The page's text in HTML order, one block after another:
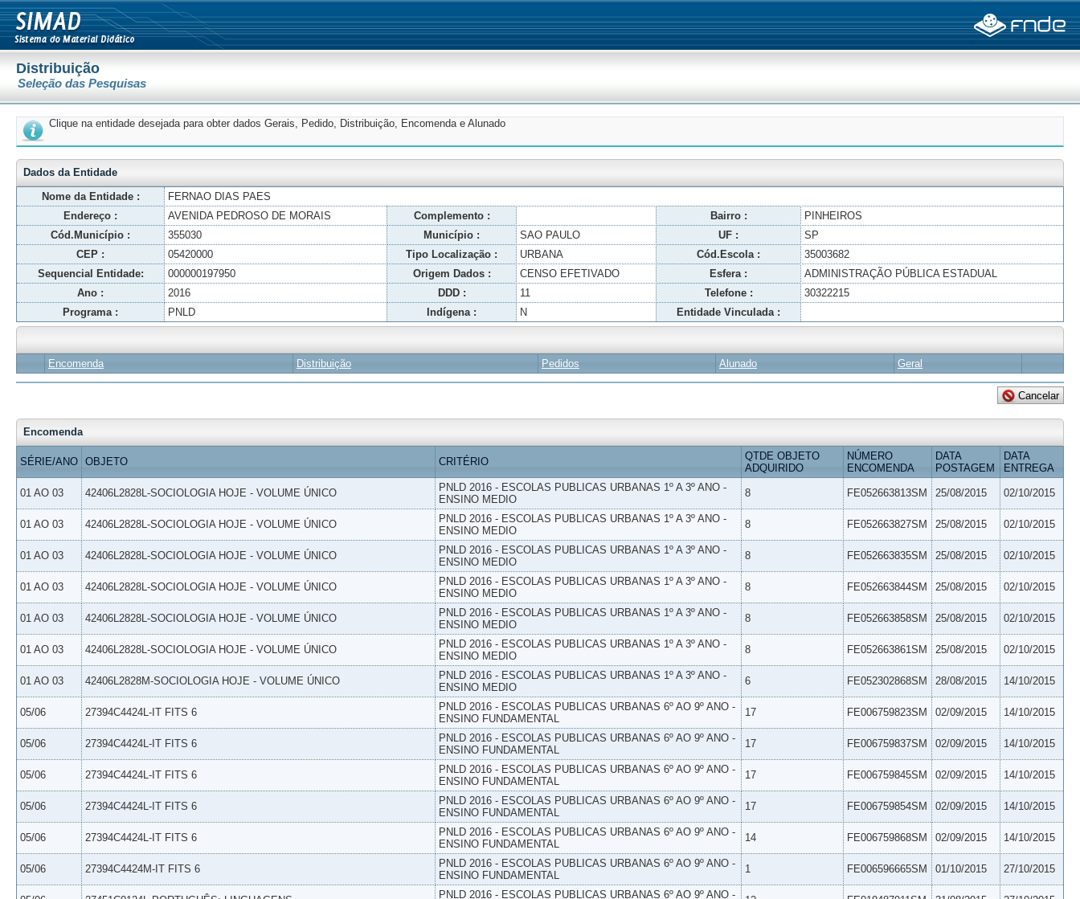
Distribuição
Seleção das Pesquisas
Clique na entidade desejada para obter dados Gerais, Pedido, Distribuição, Encomenda e Alunado
Dados da Entidade
Nome da Entidade :
FERNAO DIAS PAES
Endereço :
AVENIDA PEDROSO DE MORAIS Complemento : Bairro :
PINHEIROS
Cód.Município :
355030 Município : SAO PAULO UF :
SP
CEP :
05420000 Tipo Localização : URBANA Cód.Escola :
35003682
Sequencial Entidade:
000000197950 Origem Dados : CENSO EFETIVADO Esfera :
ADMINISTRAÇÃO PÚBLICA ESTADUAL
Ano :
2016 DDD : 11 Telefone :
30322215
Programa :
PNLD Indígena : N Entidade Vinculada :
Encomenda Distribuição Pedidos Alunado Geral
Encomenda
SÉRIE/ANO OBJETO CRITÉRIO
QTDE OBJETO
ADQUIRIDO
NÚMERO
ENCOMENDA
DATA
POSTAGEM
DATA
ENTREGA
01 AO 03 42406L2828L-SOCIOLOGIA HOJE - VOLUME ÚNICO
PNLD 2016 - ESCOLAS PUBLICAS URBANAS 1º A 3º ANO -
ENSINO MEDIO
8 FE052663813SM 25/08/2015 02/10/2015
01 AO 03 42406L2828L-SOCIOLOGIA HOJE - VOLUME ÚNICO
PNLD 2016 - ESCOLAS PUBLICAS URBANAS 1º A 3º ANO -
ENSINO MEDIO
8 FE052663827SM 25/08/2015 02/10/2015
01 AO 03 42406L2828L-SOCIOLOGIA HOJE - VOLUME ÚNICO
PNLD 2016 - ESCOLAS PUBLICAS URBANAS 1º A 3º ANO -
ENSINO MEDIO
8 FE052663835SM 25/08/2015 02/10/2015
01 AO 03 42406L2828L-SOCIOLOGIA HOJE - VOLUME ÚNICO
PNLD 2016 - ESCOLAS PUBLICAS URBANAS 1º A 3º ANO -
ENSINO MEDIO
8 FE052663844SM 25/08/2015 02/10/2015
01 AO 03 42406L2828L-SOCIOLOGIA HOJE - VOLUME ÚNICO
PNLD 2016 - ESCOLAS PUBLICAS URBANAS 1º A 3º ANO -
ENSINO MEDIO
8 FE052663858SM 25/08/2015 02/10/2015
01 AO 03 42406L2828L-SOCIOLOGIA HOJE - VOLUME ÚNICO
PNLD 2016 - ESCOLAS PUBLICAS URBANAS 1º A 3º ANO -
ENSINO MEDIO
8 FE052663861SM 25/08/2015 02/10/2015
01 AO 03 42406L2828M-SOCIOLOGIA HOJE - VOLUME ÚNICO
PNLD 2016 - ESCOLAS PUBLICAS URBANAS 1º A 3º ANO -
ENSINO MEDIO
6 FE052302868SM 28/08/2015 14/10/2015
05/06 27394C4424L-IT FITS 6
PNLD 2016 - ESCOLAS PUBLICAS URBANAS 6º AO 9º ANO -
ENSINO FUNDAMENTAL
17 FE006759823SM 02/09/2015 14/10/2015
05/06 27394C4424L-IT FITS 6
PNLD 2016 - ESCOLAS PUBLICAS URBANAS 6º AO 9º ANO -
ENSINO FUNDAMENTAL
17 FE006759837SM 02/09/2015 14/10/2015
05/06 27394C4424L-IT FITS 6
PNLD 2016 - ESCOLAS PUBLICAS URBANAS 6º AO 9º ANO -
ENSINO FUNDAMENTAL
17 FE006759845SM 02/09/2015 14/10/2015
05/06 27394C4424L-IT FITS 6
PNLD 2016 - ESCOLAS PUBLICAS URBANAS 6º AO 9º ANO -
ENSINO FUNDAMENTAL
17 FE006759854SM 02/09/2015 14/10/2015
05/06 27394C4424L-IT FITS 6
PNLD 2016 - ESCOLAS PUBLICAS URBANAS 6º AO 9º ANO -
ENSINO FUNDAMENTAL
14 FE006759868SM 02/09/2015 14/10/2015
05/06 27394C4424M-IT FITS 6
PNLD 2016 - ESCOLAS PUBLICAS URBANAS 6º AO 9º ANO -
ENSINO FUNDAMENTAL
1 FE006596665SM 01/10/2015 27/10/2015
PNLD 2016 - ESCOLAS PUBLICAS URBANAS 6º AO 9º ANO -